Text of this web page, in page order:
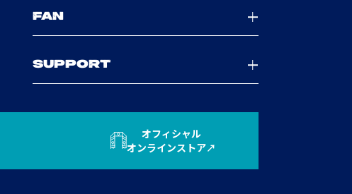
FAN
SUPPORT
オフィシャル
オンラインストア